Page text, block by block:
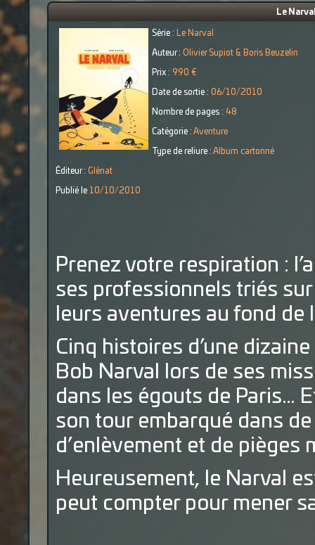
Le
Série : Le Narval
Auteur : Olivier Supiot & Boris Beuzelin
Prix : 9.90 €
Date de sortie : 06/10/2010
Nombre de pages : 48
Catégorie : Aventure
Type de reliure : Album cartonné
Éditeur : Glénat
Publié le 10/10/2010
Prenez votre respiration :
ses professionnels triés
leurs aventures au fond de
Cinq histoires d’une
Bob Narval lors de ses
dans les égouts de Paris…
son tour embarqué dans
d’enlèvement et de pièges
Heureusement, le Narval
peut compter pour mener